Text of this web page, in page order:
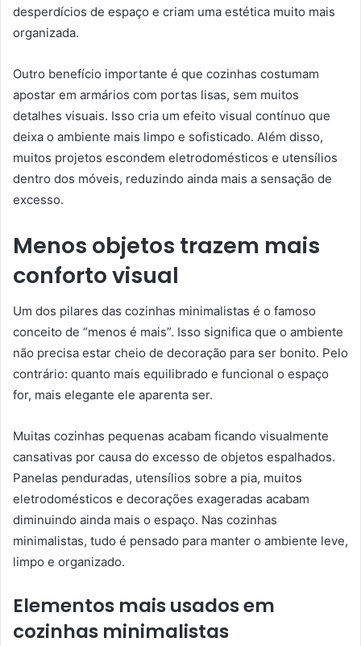
desperdícios de espaço e criam uma estética muito mais
organizada.
Outro benefício importante é que cozinhas costumam
apostar em armários com portas lisas, sem muitos
detalhes visuais. Isso cria um efeito visual contínuo que
deixa o ambiente mais limpo e sofisticado. Além disso,
muitos projetos escondem eletrodomésticos e utensílios
dentro dos móveis, reduzindo ainda mais a sensação de
excesso.
Menos objetos trazem mais
conforto visual
Um dos pilares das cozinhas minimalistas é o famoso
conceito de “menos é mais”. Isso significa que o ambiente
não precisa estar cheio de decoração para ser bonito. Pelo
contrário: quanto mais equilibrado e funcional o espaço
for, mais elegante ele aparenta ser.
Muitas cozinhas pequenas acabam ficando visualmente
cansativas por causa do excesso de objetos espalhados.
Panelas penduradas, utensílios sobre a pia, muitos
eletrodomésticos e decorações exageradas acabam
diminuindo ainda mais o espaço. Nas cozinhas
minimalistas, tudo é pensado para manter o ambiente leve,
limpo e organizado.
Elementos mais usados em
cozinhas minimalistas